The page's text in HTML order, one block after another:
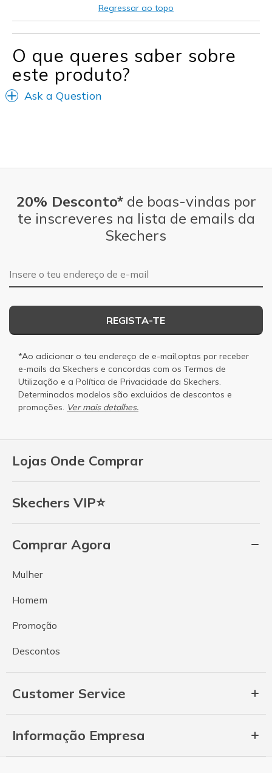
Regressar ao topo
O que queres saber sobre
este produto?
Ask a Question
Lojas Onde Comprar
Skechers VIP⭐
Comprar Agora
Mulher
Homem
Promoção
Descontos
Customer Service
Informação Empresa
20% Desconto*de boas-vindas por
te inscreveres na lista de emails da
Skechers
Endereço de e-mail
REGISTA-TE
*Ao adicionar o teu endereço de e-mail,optas por receber
e-mails da Skechers e concordas com os Termos de
Utilização e a Política de Privacidade da Skechers.
Determinados modelos são excluidos de descontos e
promoções. Ver mais detalhes.